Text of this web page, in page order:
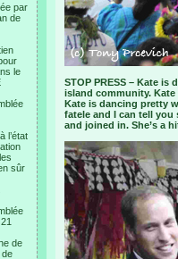
par
de
le
l’état
sûr
de
de
STOP PRESS – Kate
island community.
Kate is dancing pretty
fatele and I can tell
and joined in. She’s a